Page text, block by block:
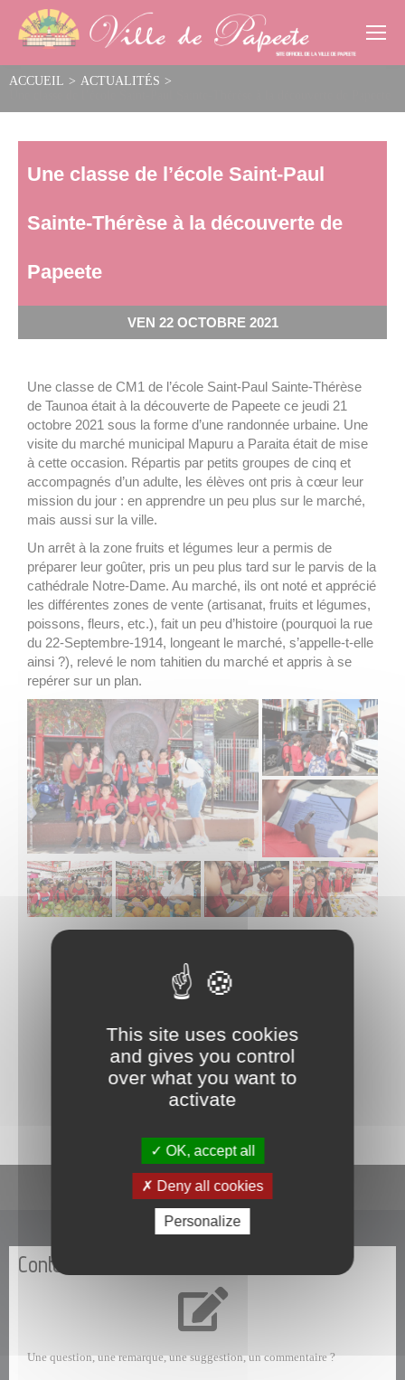
ACCUEIL > ACTUALITÉS >
Une classe de l’école Saint-Paul
Sainte-Thérèse à la découverte de
Papeete
VEN 22 OCTOBRE 2021
Une classe de CM1 de l’école Saint-Paul Sainte-Thérèse
de Taunoa était à la découverte de Papeete ce jeudi 21
octobre 2021 sous la forme d’une randonnée urbaine. Une
visite du marché municipal Mapuru a Paraita était de mise
à cette occasion. Répartis par petits groupes de cinq et
accompagnés d’un adulte, les élèves ont pris à cœur leur
mission du jour : en apprendre un peu plus sur le marché,
mais aussi sur la ville.
Un arrêt à la zone fruits et légumes leur a permis de
préparer leur goûter, pris un peu plus tard sur le parvis de la
cathédrale Notre-Dame. Au marché, ils ont noté et apprécié
les différentes zones de vente (artisanat, fruits et légumes,
poissons, fleurs, etc.), fait un peu d’histoire (pourquoi la rue
du 22-Septembre-1914, longeant le marché, s’appelle-t-elle
ainsi ?), relevé le nom tahitien du marché et appris à se
repérer sur un plan.
La commune de Papeete traite les données recueillies pour
répondre à votre demande d’information. Pour en savoir plus sur la
gestion de vos données personnelles et pour exercer vos droits,
POLITIQUE DE CONFIDENTIALITÉ
En un clic
Contactez-nous
Une question, une remarque, une suggestion, un commentaire ?
Cookies management panel
This site uses cookies
and gives you control
over what you want to
activate
OK, accept all
Deny all cookies
Personalize